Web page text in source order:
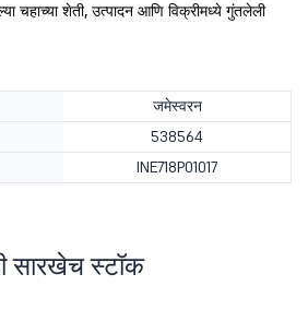
चहाच्या शेती, उत्पादन आणि विक्रीमध्ये गुंतलेली
जमेस्वरन
538564
INE718P01017
सारखेच स्टॉक